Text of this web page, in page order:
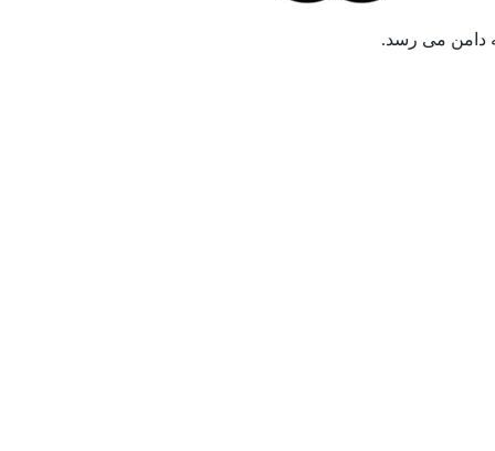
دامن می رسد.